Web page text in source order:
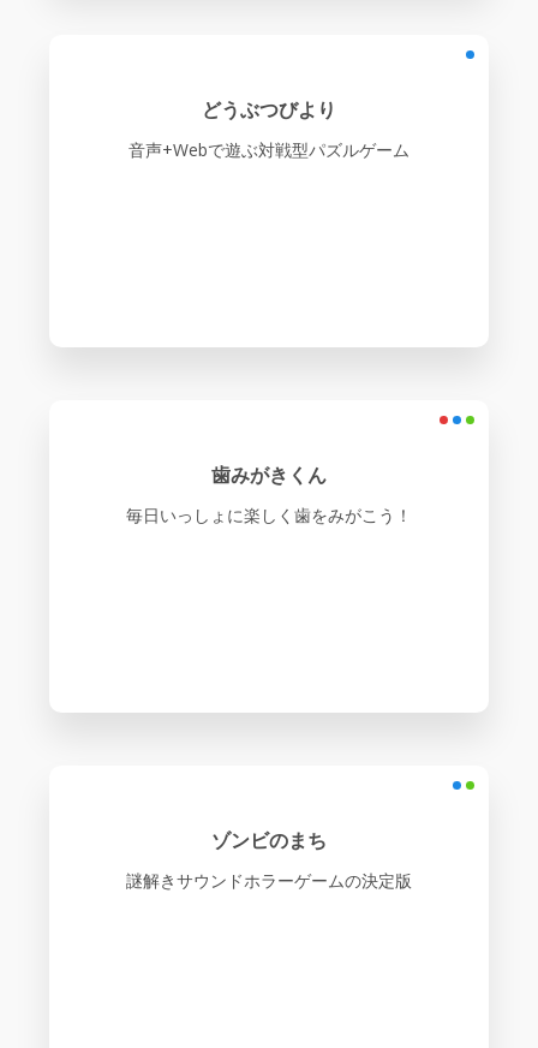
どうぶつびより
音声+Webで遊ぶ対戦型パズルゲーム
歯みがきくん
毎日いっしょに楽しく歯をみがこう！
ゾンビのまち
謎解きサウンドホラーゲームの決定版